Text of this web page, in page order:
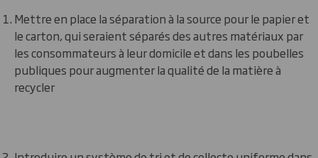
Mettre en place la séparation à la source pour le papier et
le carton, qui seraient séparés des autres matériaux par
les consommateurs à leur domicile et dans les poubelles
publiques pour augmenter la qualité de la matière à
recycler